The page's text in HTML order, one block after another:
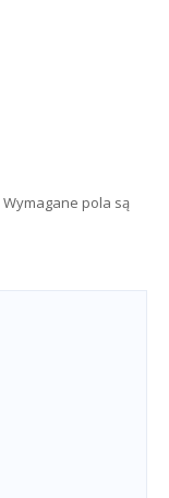
Wymagane pola są